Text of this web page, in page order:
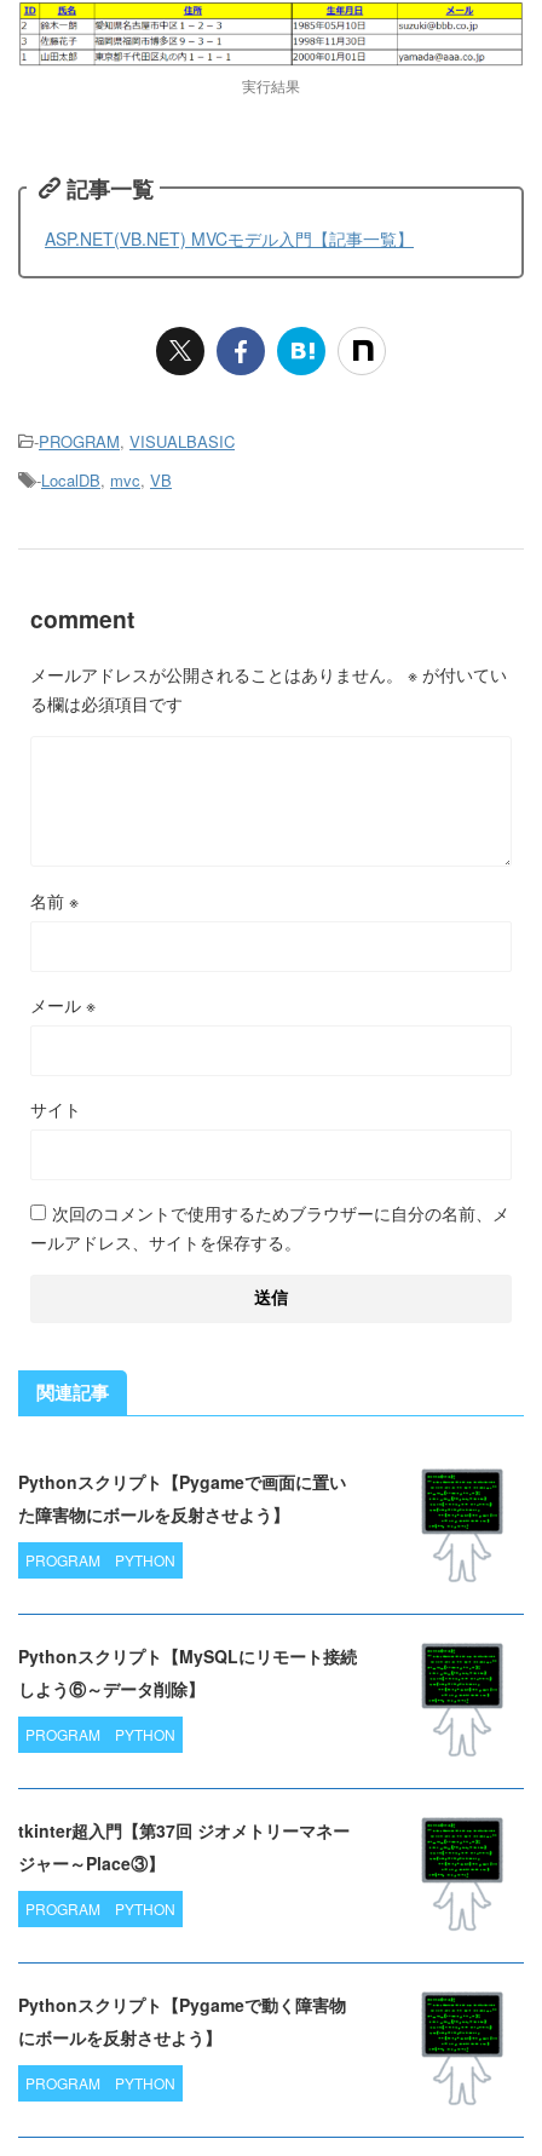
実行結果
記事一覧
ASP.NET(VB.NET) MVCモデル入門【記事一覧】
-PROGRAM, VISUALBASIC
-LocalDB, mvc, VB
comment
メールアドレスが公開されることはありません。 ※ が付いてい
る欄は必須項目です
名前 ※
メール ※
サイト
次回のコメントで使用するためブラウザーに自分の名前、メ
ールアドレス、サイトを保存する。
関連記事
Pythonスクリプト【Pygameで画面に置い
た障害物にボールを反射させよう】
PROGRAM PYTHON
Pythonスクリプト【MySQLにリモート接続
しよう⑥～データ削除】
PROGRAM PYTHON
tkinter超入門【第37回 ジオメトリーマネー
ジャー～Place③】
PROGRAM PYTHON
Pythonスクリプト【Pygameで動く障害物
にボールを反射させよう】
PROGRAM PYTHON